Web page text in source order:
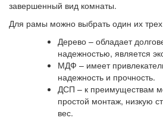
завершенный вид комнаты.
Для рамы можно выбрать один их
Дерево – обладает
надежностью, является
МДФ – имеет
надежность и прочность.
ДСП – к преимуществам
простой монтаж, низкую
вес.